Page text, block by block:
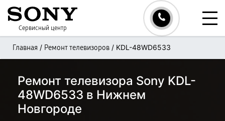
Сервисный центр
Главная / Ремонт телевизоров / KDL-48WD6533
Ремонт телевизора Sony KDL-
48WD6533 в Нижнем
Новгороде